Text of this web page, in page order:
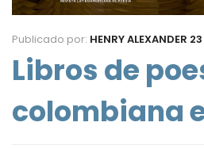
Publicado por: HENRY ALEXANDER
Libros de
colombiana